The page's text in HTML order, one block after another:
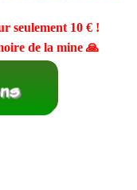
seulement 10 €!
de la mine 🙏